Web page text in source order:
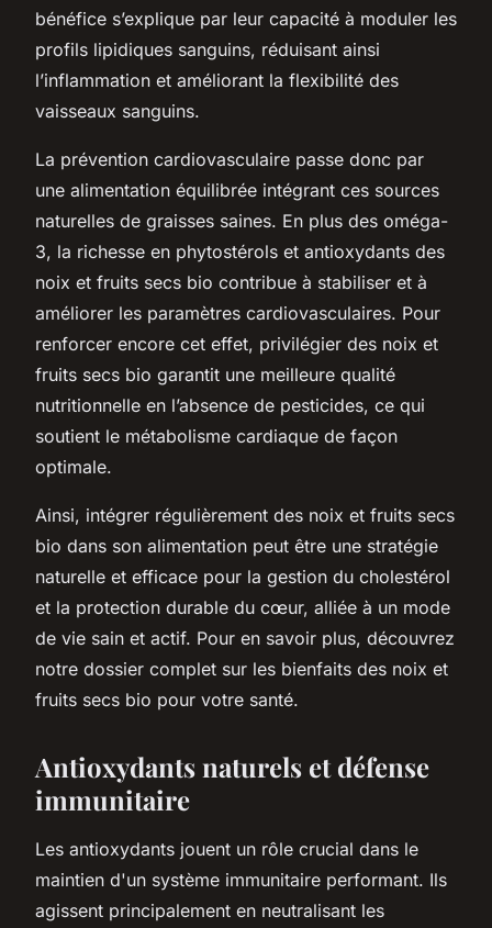
bénéfice s’explique par leur capacité à moduler les
profils lipidiques sanguins, réduisant ainsi
l’inflammation et améliorant la flexibilité des
vaisseaux sanguins.
La prévention cardiovasculaire passe donc par
une alimentation équilibrée intégrant ces sources
naturelles de graisses saines. En plus des oméga-
3, la richesse en phytostérols et antioxydants des
noix et fruits secs bio contribue à stabiliser et à
améliorer les paramètres cardiovasculaires. Pour
renforcer encore cet effet, privilégier des noix et
fruits secs bio garantit une meilleure qualité
nutritionnelle en l’absence de pesticides, ce qui
soutient le métabolisme cardiaque de façon
optimale.
Ainsi, intégrer régulièrement des noix et fruits secs
bio dans son alimentation peut être une stratégie
naturelle et efficace pour la gestion du cholestérol
et la protection durable du cœur, alliée à un mode
de vie sain et actif. Pour en savoir plus, découvrez
notre dossier complet sur les bienfaits des noix et
fruits secs bio pour votre santé.
Antioxydants naturels et défense
immunitaire
Les antioxydants jouent un rôle crucial dans le
maintien d'un système immunitaire performant. Ils
agissent principalement en neutralisant les